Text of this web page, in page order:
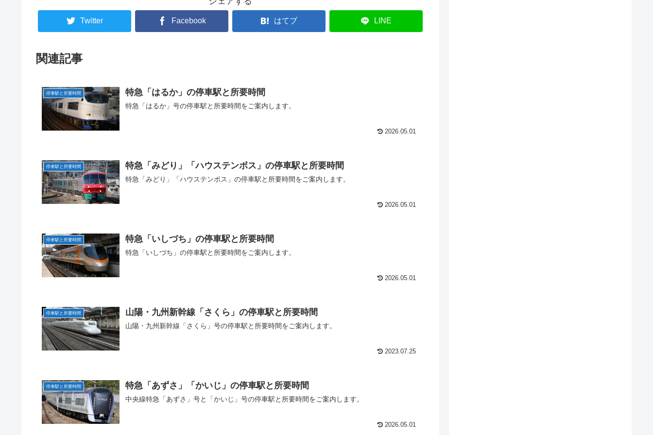
Twitter Facebook はてブ LINE
関連記事
停車駅と所要時間 特急「はるか」の停車駅と所要時間
特急「はるか」号の停車駅と所要時間をご案内します。
2026.05.01
停車駅と所要時間 特急「みどり」「ハウステンボス」の停車駅と所要時間
特急「みどり」「ハウステンボス」の停車駅と所要時間をご案内します。
2026.05.01
停車駅と所要時間 特急「いしづち」の停車駅と所要時間
特急「いしづち」の停車駅と所要時間をご案内します。
2026.05.01
停車駅と所要時間 山陽・九州新幹線「さくら」の停車駅と所要時間
山陽・九州新幹線「さくら」号の停車駅と所要時間をご案内します。
2023.07.25
停車駅と所要時間 特急「あずさ」「かいじ」の停車駅と所要時間
中央線特急「あずさ」号と「かいじ」号の停車駅と所要時間をご案内します。
2026.05.01